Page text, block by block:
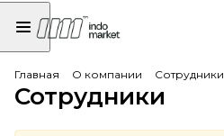
Главная О компании Сотрудники
Сотрудники